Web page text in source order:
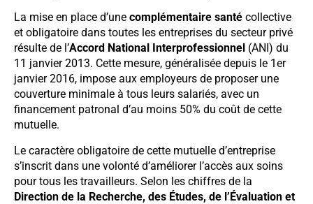
La mise en place d’une complémentaire santé collective
et obligatoire dans toutes les entreprises du secteur privé
résulte de l’Accord National Interprofessionnel (ANI) du
11 janvier 2013. Cette mesure, généralisée depuis le 1er
janvier 2016, impose aux employeurs de proposer une
couverture minimale à tous leurs salariés, avec un
financement patronal d’au moins 50% du coût de cette
mutuelle.
Le caractère obligatoire de cette mutuelle d’entreprise
s’inscrit dans une volonté d’améliorer l’accès aux soins
pour tous les travailleurs. Selon les chiffres de la
Direction de la Recherche, des Études, de l’Évaluation et